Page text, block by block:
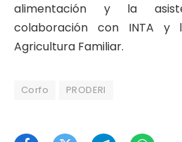
alimentación y la
colaboración con INTA y
Agricultura Familiar.
Corfo PRODERI